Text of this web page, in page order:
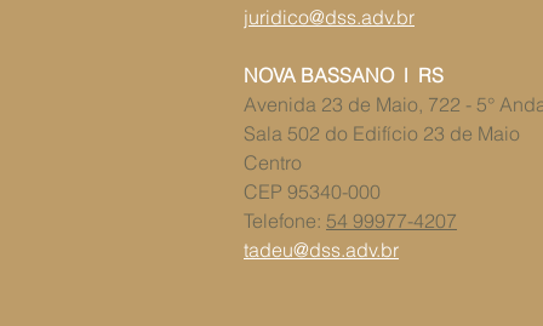
juridico@dss.adv.br
NOVA BASSANO l RS
Avenida 23 de Maio, 722 - 5°
Sala 502 do ​Edifício 23 de Maio
Centro
CEP 95340-000
Telefone: 54 99977-4207
tadeu@dss.adv.br